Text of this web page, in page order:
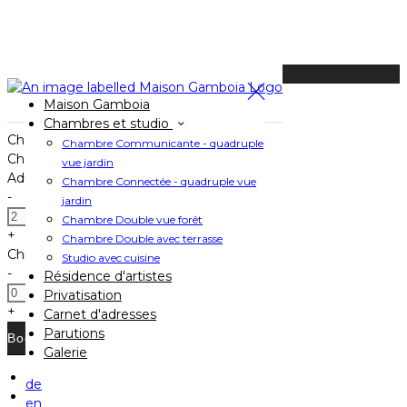
Maison Gamboia
Chambres et studio
Chambre Communicante - quadruple
vue jardin
Chambre Connectée - quadruple vue
jardin
Chambre Double vue forêt
Chambre Double avec terrasse
Studio avec cuisine
Résidence d'artistes
Privatisation
Carnet d'adresses
Parutions
Galerie
de
en
Book your stay
Check In
Check Out
Adults
-
+
Children
-
+